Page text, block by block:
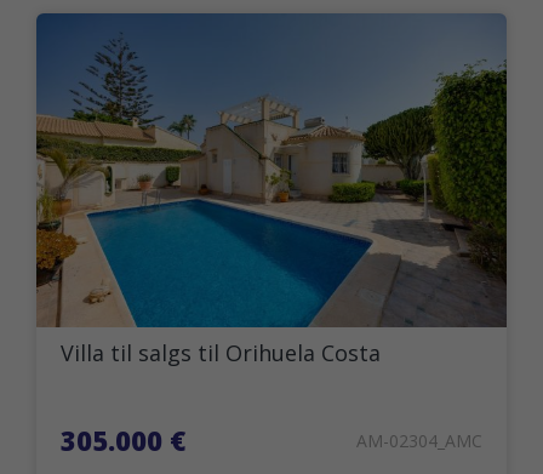
Villa til salgs til Orihuela Costa
305.000 € AM-02304_AMC